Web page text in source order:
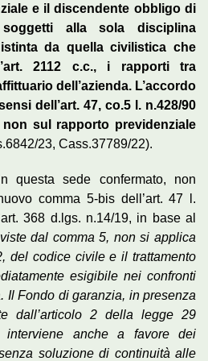
e il discendente obbligo di
soggetti alla sola disciplina
da quella civilistica che
2112 c.c., i rapporti tra
dell’azienda. L’accordo
dell’art. 47, co.5 l. n.428/90
sul rapporto previdenziale
23, Cass.37789/22).
questa sede confermato, non
comma 5-bis dell’art. 47 l.
368 d.lgs. n.14/19, in base al
dal comma 5, non si applica
del codice civile e il trattamento
esigibile nei confronti
Il Fondo di garanzia, in presenza
dall’articolo 2 della legge 29
anche a favore dei
soluzione di continuità alle